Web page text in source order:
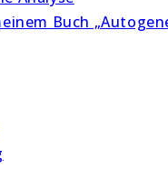
Buch